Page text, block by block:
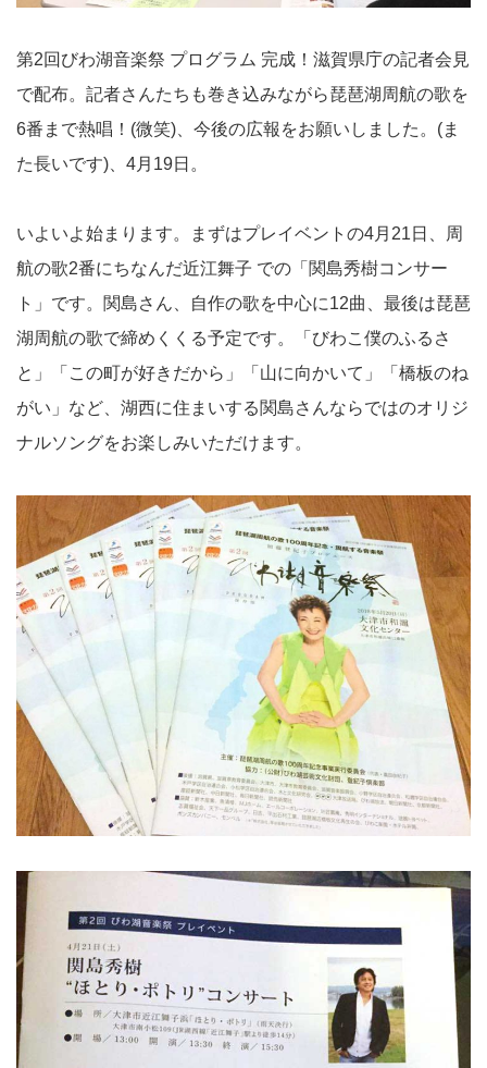
第2回びわ湖音楽祭 プログラム 完成！滋賀県庁の記者会見
で配布。記者さんたちも巻き込みながら琵琶湖周航の歌を
6番まで熱唱！(微笑)、今後の広報をお願いしました。(ま
た長いです)、4月19日。
いよいよ始まります。まずはプレイベントの4月21日、周
航の歌2番にちなんだ近江舞子 での「関島秀樹コンサー
ト」です。関島さん、自作の歌を中心に12曲、最後は琵琶
湖周航の歌で締めくくる予定です。「びわこ僕のふるさ
と」「この町が好きだから」「山に向かいて」「橋板のね
がい」など、湖西に住まいする関島さんならではのオリジ
ナルソングをお楽しみいただけます。